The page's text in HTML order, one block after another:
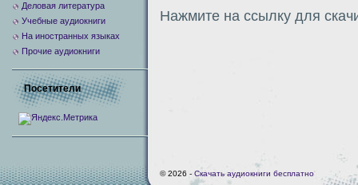
Нажмите на ссылку для
Деловая литература
Учебные аудиокниги
На иностранных языках
Прочие аудиокниги
Посетители
© 2026 - Скачать аудиокниги бесплатно